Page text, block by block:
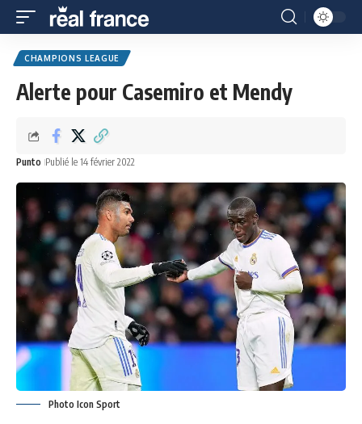
CHAMPIONS LEAGUE
Alerte pour Casemiro et Mendy
Punto Publié le 14 février 2022
Photo Icon Sport